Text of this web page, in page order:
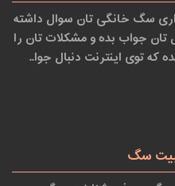
سگ خانگی تان سوال داشته
جواب بده و مشکلات تان را
توی اینترنت دنبال جوا..
سگ